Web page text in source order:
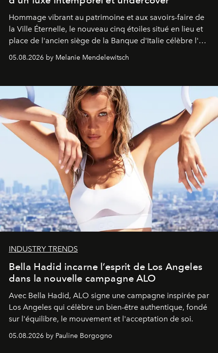
Hommage vibrant au patrimoine et aux savoirs-faire de
la Ville Éternelle, le nouveau cinq étoiles situé en lieu et
place de l'ancien siège de la Banque d'Italie célèbre l'art
de vivre Romain dans toute son élégance intemporelle.
05.08.2026 by Melanie Mendelewitsch
INDUSTRY TRENDS
Bella Hadid incarne l’esprit de Los Angeles
dans la nouvelle campagne ALO
Avec Bella Hadid, ALO signe une campagne inspirée par
Los Angeles qui célèbre un bien-être authentique, fondé
sur l'équilibre, le mouvement et l'acceptation de soi.
05.08.2026 by Pauline Borgogno